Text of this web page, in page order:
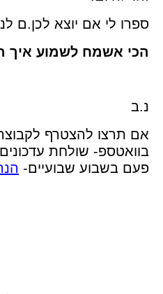
ספרו לי אם יוצא לכן.ם
הכי אשמח לשמוע איך
נ.ב
אם תרצו להצטרף
בוואטספ- שולחת
פעם בשבוע שבועיים-